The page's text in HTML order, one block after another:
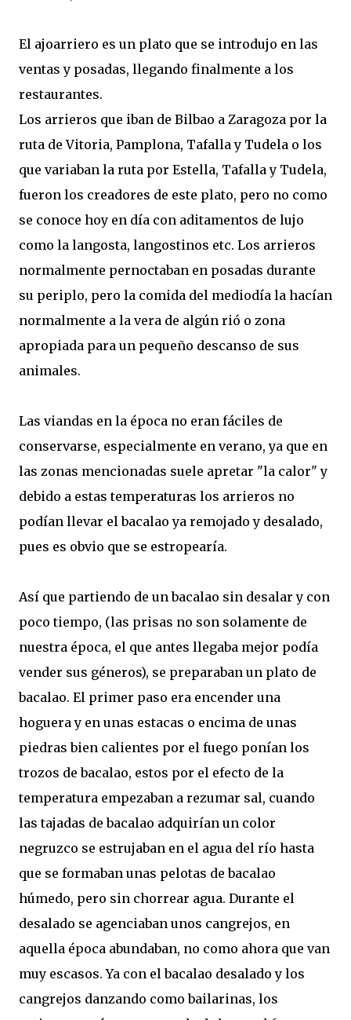
El ajoarriero es un plato que se introdujo en las
ventas y posadas, llegando finalmente a los
restaurantes.
Los arrieros que iban de Bilbao a Zaragoza por la
ruta de Vitoria, Pamplona, Tafalla y Tudela o los
que variaban la ruta por Estella, Tafalla y Tudela,
fueron los creadores de este plato, pero no como
se conoce hoy en día con aditamentos de lujo
como la langosta, langostinos etc. Los arrieros
normalmente pernoctaban en posadas durante
su periplo, pero la comida del mediodía la hacían
normalmente a la vera de algún rió o zona
apropiada para un pequeño descanso de sus
animales.
Las viandas en la época no eran fáciles de
conservarse, especialmente en verano, ya que en
las zonas mencionadas suele apretar "la calor" y
debido a estas temperaturas los arrieros no
podían llevar el bacalao ya remojado y desalado,
pues es obvio que se estropearía.
Así que partiendo de un bacalao sin desalar y con
poco tiempo, (las prisas no son solamente de
nuestra época, el que antes llegaba mejor podía
vender sus géneros), se preparaban un plato de
bacalao. El primer paso era encender una
hoguera y en unas estacas o encima de unas
piedras bien calientes por el fuego ponían los
trozos de bacalao, estos por el efecto de la
temperatura empezaban a rezumar sal, cuando
las tajadas de bacalao adquirían un color
negruzco se estrujaban en el agua del río hasta
que se formaban unas pelotas de bacalao
húmedo, pero sin chorrear agua. Durante el
desalado se agenciaban unos cangrejos, en
aquella época abundaban, no como ahora que van
muy escasos. Ya con el bacalao desalado y los
cangrejos danzando como bailarinas, los